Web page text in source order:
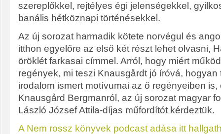
szereplőkkel, rejtélyes égi jelenségekkel,
banális hétköznapi történésekkel.
Az új sorozat harmadik kötete norvégul és
itthon egyelőre az első két részt lehet olvasni,
öröklét farkasai címmel. Arról, hogy miért
regények, mi teszi Knausgårdt jó íróvá,
irodalom ismert motívumai az ő regényeiben is,
Knausgård Bergmanról, az új sorozat magyar
László József Attila-díjas műfordítót kérdeztük.
A Nem rossz könyvek podcast adása itt